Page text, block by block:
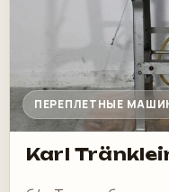
ПЕРЕПЛЕТНЫЕ
Karl